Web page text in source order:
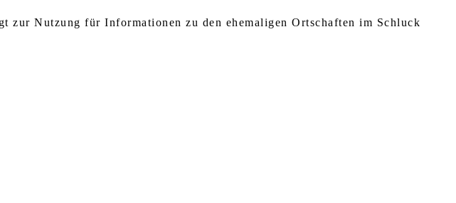
zur Nutzung für Informationen zu den ehemaligen Ortschaften im Schluck